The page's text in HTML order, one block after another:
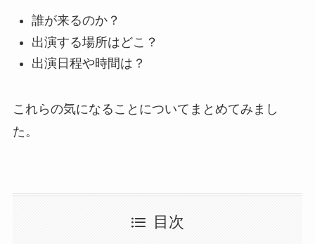
誰が来るのか？
出演する場所はどこ？
出演日程や時間は？
これらの気になることについてまとめてみまし
た。
目次